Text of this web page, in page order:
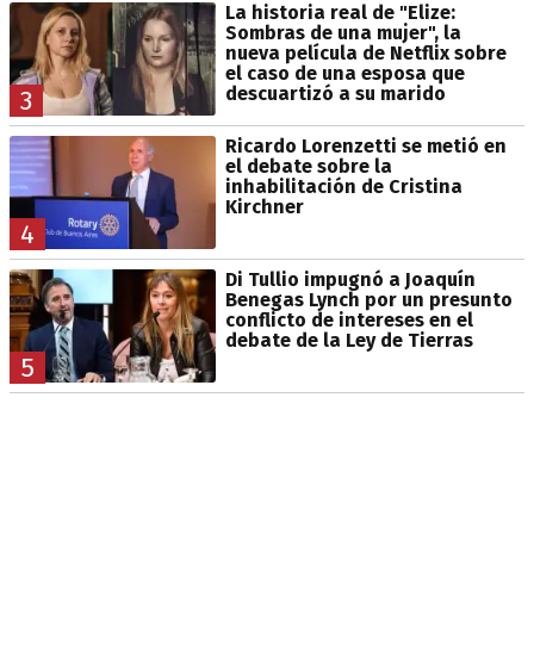
3
La historia real de "Elize:
Sombras de una mujer", la
nueva película de Netflix sobre
el caso de una esposa que
descuartizó a su marido
4
Ricardo Lorenzetti se metió en
el debate sobre la
inhabilitación de Cristina
Kirchner
5
Di Tullio impugnó a Joaquín
Benegas Lynch por un presunto
conflicto de intereses en el
debate de la Ley de Tierras